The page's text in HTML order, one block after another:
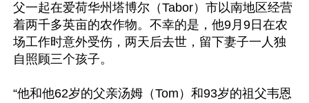
父一起在爱荷华州塔博尔（Tabor）市以南地区经营
着两千多英亩的农作物。不幸的是，他9月9日在农
场工作时意外受伤，两天后去世，留下妻子一人独
自照顾三个孩子。
“他和他62岁的父亲汤姆（Tom）和93岁的祖父韦恩